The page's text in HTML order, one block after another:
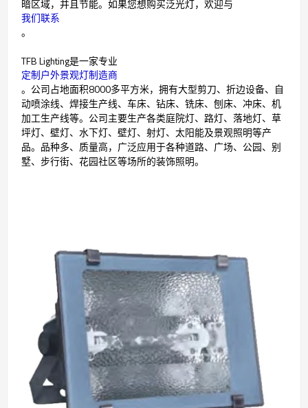
暗区域，并且节能。如果您想购买泛光灯，欢迎与
我们联系
。
TFB Lighting是一家专业
定制户外景观灯制造商
。公司占地面积8000多平方米，拥有大型剪刀、折边设备、自
动喷涂线、焊接生产线、车床、钻床、铣床、刨床、冲床、机
加工生产线等。公司主要生产各类庭院灯、路灯、落地灯、草
坪灯、壁灯、水下灯、壁灯、射灯、太阳能及景观照明等产
品。品种多、质量高，广泛应用于各种道路、广场、公园、别
墅、步行街、花园社区等场所的装饰照明。